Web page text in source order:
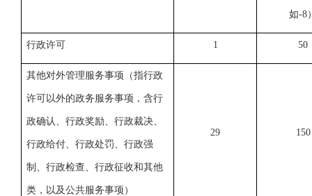
如-8
行政许可 1 50
其他对外管理服务事项（指行政
许可以外的政务服务事项，含行
政确认、行政奖励、行政裁决、
行政给付、行政处罚、行政强
制、行政检查、行政征收和其他
类，以及公共服务事项 ）
29 150